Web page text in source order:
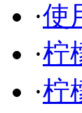
·使
·柠
·柠